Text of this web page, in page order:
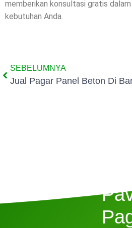
memberikan konsultasi gratis
kebutuhan Anda.
SEBELUMNYA